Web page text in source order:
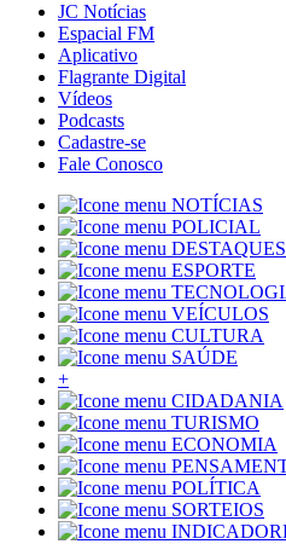
JC Notícias
Espacial FM
Aplicativo
Flagrante Digital
Vídeos
Podcasts
Cadastre-se
Fale Conosco
NOTÍCIAS
POLICIAL
DESTAQUES
ESPORTE
VEÍCULOS
CULTURA
SAÚDE
+
CIDADANIA
TURISMO
ECONOMIA
POLÍTICA
SORTEIOS